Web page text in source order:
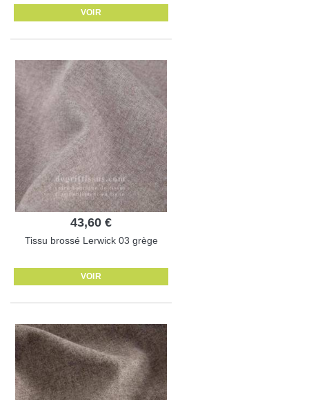
VOIR
43,60 €
Tissu brossé Lerwick 03 grège
VOIR